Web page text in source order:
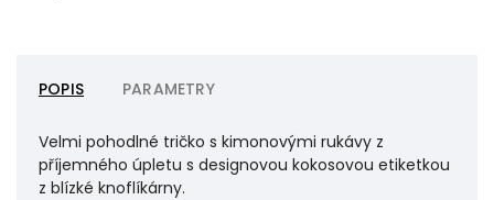
POPIS PARAMETRY
Velmi pohodlné tričko s kimonovými rukávy z
příjemného úpletu s designovou kokosovou etiketkou
z blízké knoflíkárny.